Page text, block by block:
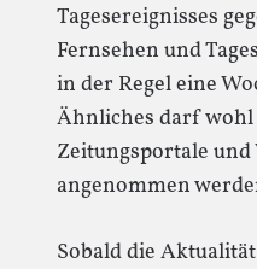
Tagesereignisses
Fernsehen und
in der Regel eine
Ähnliches darf
Zeitungsportale und
angenommen
Sobald die